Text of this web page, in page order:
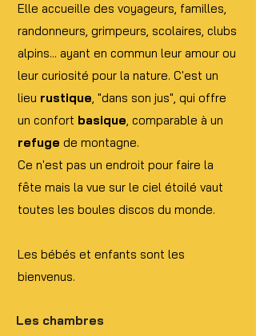
Elle accueille des voyageurs, familles,
randonneurs, grimpeurs, scolaires, clubs
alpins... ayant en commun leur amour ou
leur curiosité pour la nature. C'est un
lieu rustique, "dans son jus", qui offre
un confort basique, comparable à un
refuge de montagne.
Ce n'est pas un endroit pour faire la
fête mais la vue sur le ciel étoilé vaut
toutes les boules discos du monde.
Les bébés et enfants sont les
bienvenus.
Les chambres